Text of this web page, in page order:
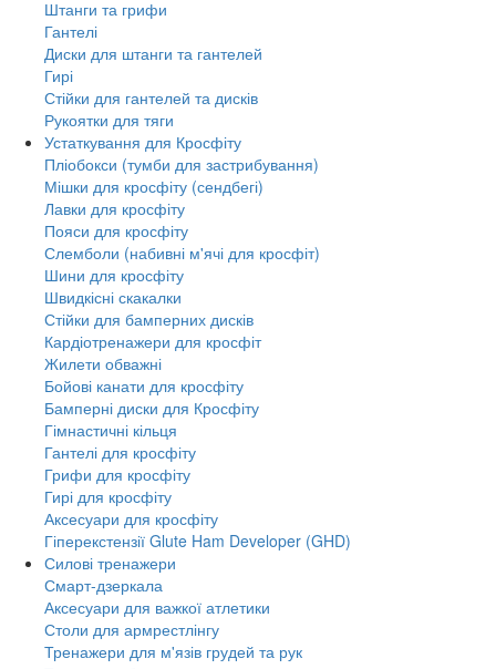
Штанги та грифи
Гантелі
Диски для штанги та гантелей
Гирі
Стійки для гантелей та дисків
Рукоятки для тяги
Устаткування для Кросфіту
Пліобокси (тумби для застрибування)
Мішки для кросфіту (сендбегі)
Лавки для кросфіту
Пояси для кросфіту
Слемболи (набивні м'ячі для кросфіт)
Шини для кросфіту
Швидкісні скакалки
Стійки для бамперних дисків
Кардіотренажери для кросфіт
Жилети обважні
Бойові канати для кросфіту
Бамперні диски для Кросфіту
Гімнастичні кільця
Гантелі для кросфіту
Грифи для кросфіту
Гирі для кросфіту
Аксесуари для кросфіту
Гіперекстензії Glute Ham Developer (GHD)
Силові тренажери
Смарт-дзеркала
Аксесуари для важкої атлетики
Столи для армрестлінгу
Тренажери для м'язів грудей та рук